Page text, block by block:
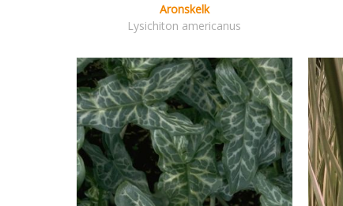
Aronskelk
Lysichiton americanus